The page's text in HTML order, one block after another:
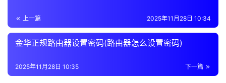
p
4、在密码设置页面中，输入原密码和新密码，并点击
“保存”按钮即可完成密码修改。
关方法。希望对大家有所帮助。
上一篇 2025年11月28日 10:34
金华正规路由器设置密码(路由器怎么设置密码)
下一篇
2025年11月28日 10:35